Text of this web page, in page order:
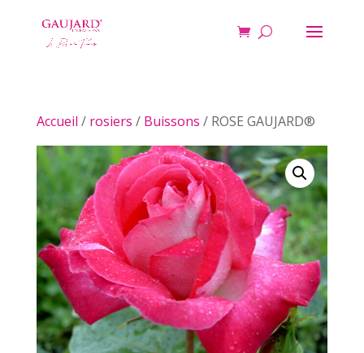
Accueil / rosiers / Buissons / ROSE GAUJARD®